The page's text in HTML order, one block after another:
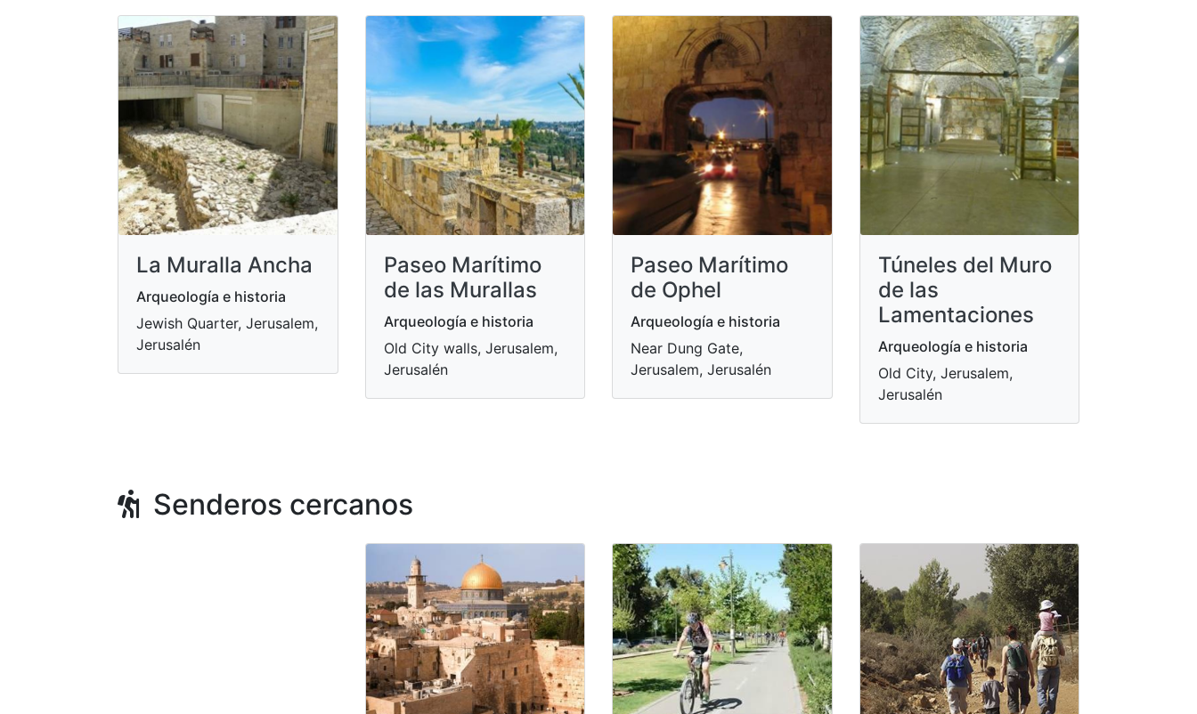
La Muralla Ancha
Arqueología e historia
Jewish Quarter, Jerusalem,
Jerusalén
Paseo Marítimo
de las Murallas
Arqueología e historia
Old City walls, Jerusalem,
Jerusalén
Paseo Marítimo
de Ophel
Arqueología e historia
Near Dung Gate,
Jerusalem, Jerusalén
Túneles del Muro
de las
Lamentaciones
Arqueología e historia
Old City, Jerusalem,
Jerusalén
Senderos cercanos